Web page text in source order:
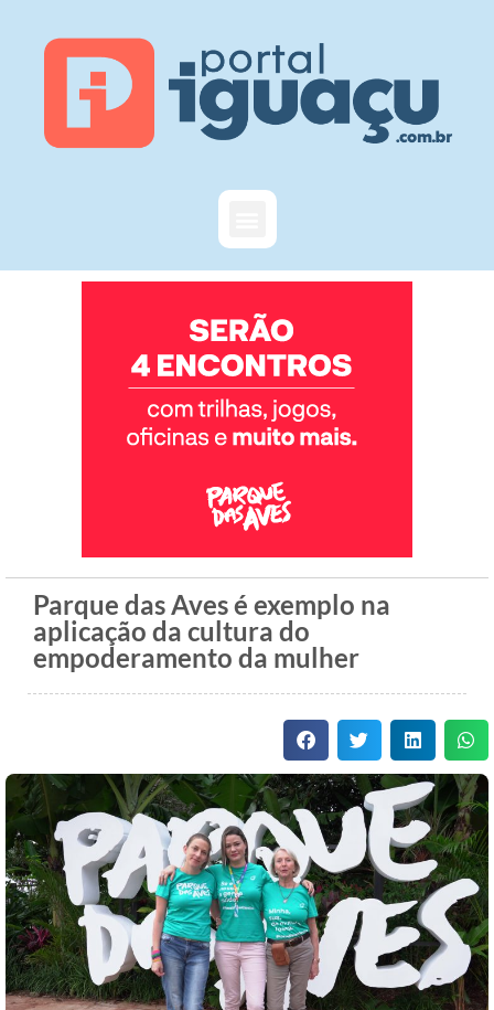
Parque das Aves é exemplo na
aplicação da cultura do
empoderamento da mulher